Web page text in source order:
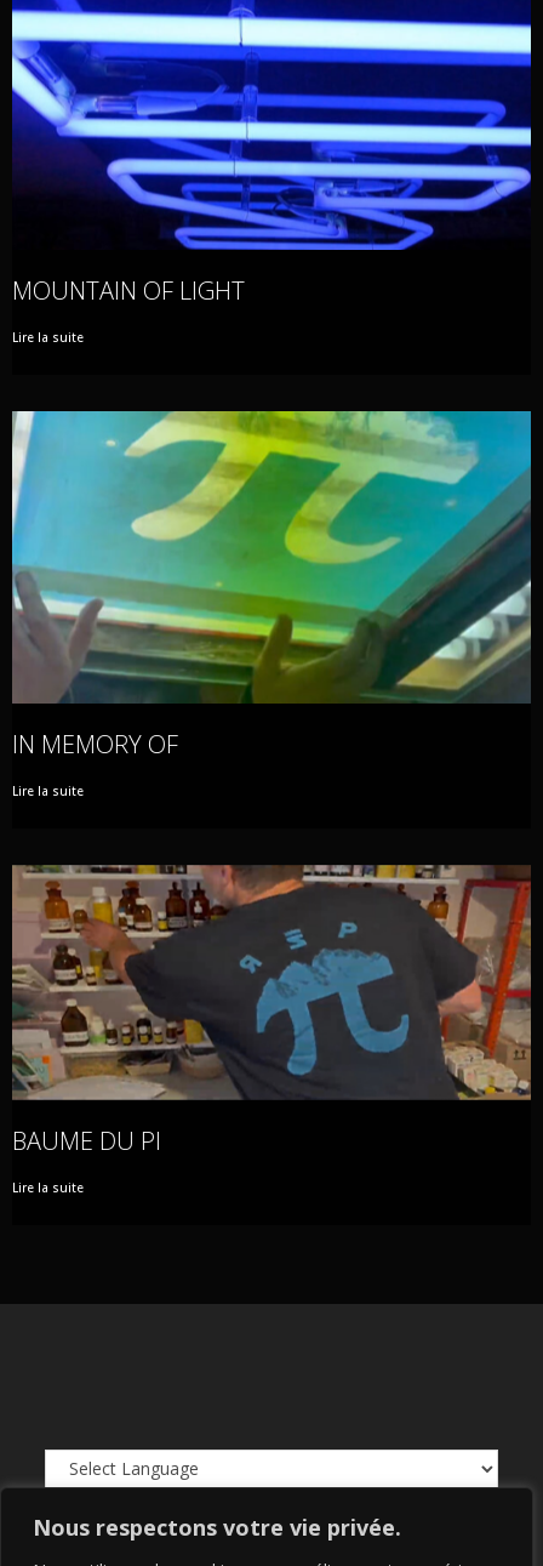
Nous respectons votre vie privée.
MOUNTAIN OF LIGHT
Lire la suite
IN MEMORY OF
Lire la suite
BAUME DU PI
Lire la suite